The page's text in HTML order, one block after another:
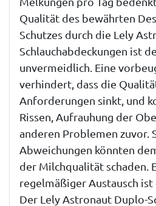
Qualität des bewährten
Schutzes durch die Lely
Schlauchabdeckungen ist
unvermeidlich. Eine
verhindert, dass die
Anforderungen sinkt, und
Rissen, Aufrauhung der
anderen Problemen zuvor.
Abweichungen könnten
der Milchqualität schaden.
regelmäßiger Austausch
Der Lely Astronaut Duplo-